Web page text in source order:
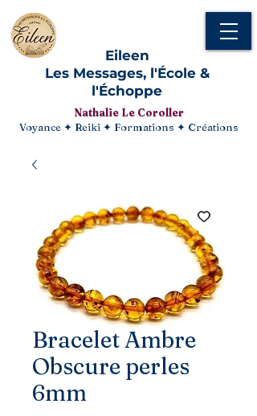
Eileen
Les Messages, l'École &
l'Échoppe
Nathalie Le Coroller
Voyance ✦ Reiki ✦ Formations ✦ Créations
Bracelet Ambre
Obscure perles
6mm